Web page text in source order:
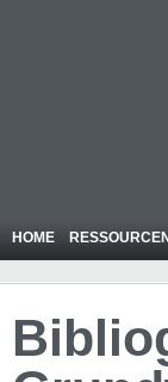
HOME RESSOURCEN